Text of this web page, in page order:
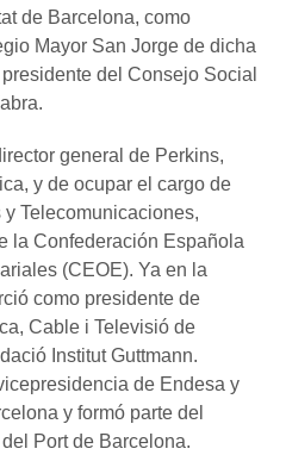
de Barcelona, como
Mayor San Jorge de dicha
del Consejo Social
general de Perkins,
y de ocupar el cargo de
Telecomunicaciones,
la Confederación Española
(CEOE). Ya en la
como presidente de
Cable i Televisió de
Institut Guttmann.
de Endesa y
y formó parte del
Port de Barcelona.